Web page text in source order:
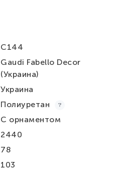
C144
Gaudi Fabello Decor
(Украина)
Украина
Полиуретан
С орнаментом
2440
78
103